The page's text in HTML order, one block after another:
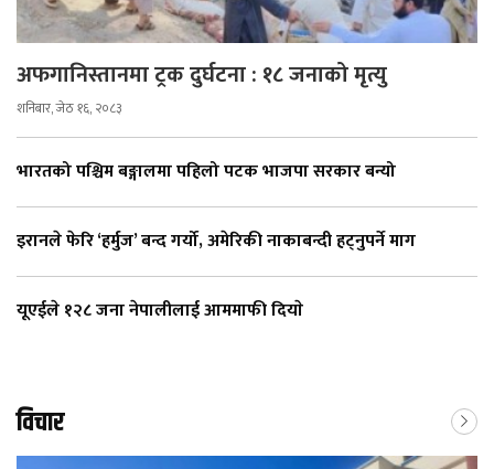
अफगानिस्तानमा ट्रक दुर्घटना : १८ जनाको मृत्यु
शनिबार, जेठ १६, २०८३
भारतको पश्चिम बङ्गालमा पहिलो पटक भाजपा सरकार बन्यो
इरानले फेरि ‘हर्मुज’ बन्द गर्यो, अमेरिकी नाकाबन्दी हट्नुपर्ने माग
यूएईले १२८ जना नेपालीलाई आममाफी दियाे
विचार